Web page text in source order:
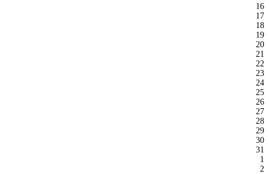
16
17
18
19
20
21
22
23
24
25
26
27
28
29
30
31
1
2